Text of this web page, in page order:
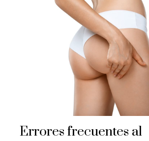
Errores frecuentes al